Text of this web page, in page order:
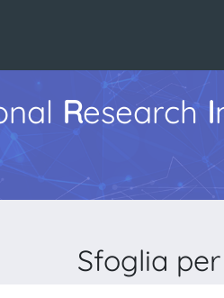
Research I
Sfoglia